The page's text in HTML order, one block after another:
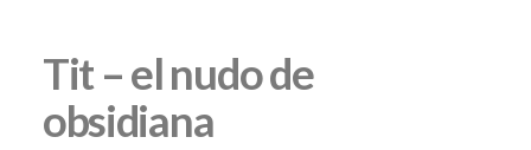
Tit – el nudo de
obsidiana